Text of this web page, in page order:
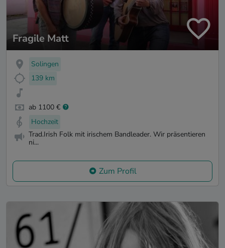
Fragile Matt
Solingen
139 km
ab 1100 €
Hochzeit
Trad.Irish Folk mit irischem Bandleader. Wir präsentieren
ni...
Zum Profil